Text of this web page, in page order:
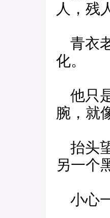
人，残
青衣
化。
他只
腕，就
抬头
另一个
小心